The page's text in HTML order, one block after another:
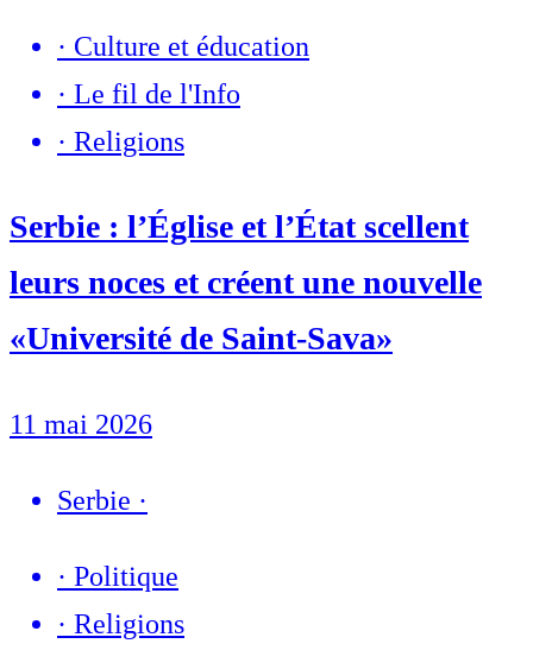
· Culture et éducation
· Le fil de l'Info
· Religions
Serbie : l’Église et l’État scellent
leurs noces et créent une nouvelle
«Université de Saint-Sava»
11 mai 2026
Serbie ·
· Politique
· Religions